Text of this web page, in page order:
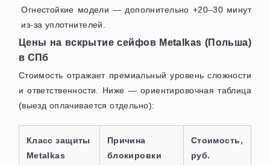
Огнестойкие модели — дополнительно +20–30 минут
из-за уплотнителей.
Цены на вскрытие сейфов Metalkas (Польша)
в СПб
Стоимость отражает премиальный уровень сложности
и ответственности. Ниже — ориентировочная таблица
(выезд оплачивается отдельно):
Класс защиты
Metalkas
Причина
блокировки
Стоимость,
руб.